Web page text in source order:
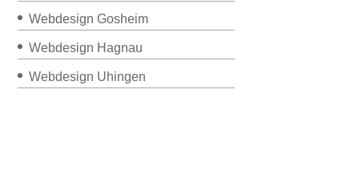
Webdesign Gosheim
Webdesign Hagnau
Webdesign Uhingen